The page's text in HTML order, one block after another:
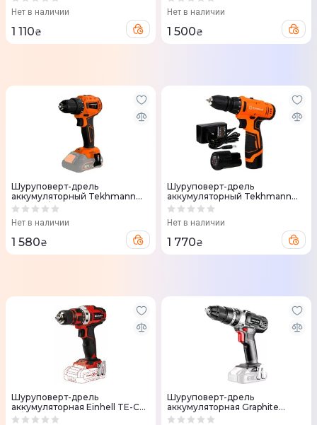
Нет в наличии
1 110₴
Нет в наличии
1 500₴
Шуруповерт-дрель
аккумуляторный Tekhmann
TCD-40/i20 BS 20В без АКБ и
Нет в наличии
1 580₴
Шуруповерт-дрель
аккумуляторный Tekhmann
TCD-12 QC Li 12В
Нет в наличии
1 770₴
Шуруповерт-дрель
аккумуляторная Einhell TE-CD
18/40 Li-Solo 18V без АКБ и ЗУ
Шуруповерт-дрель
аккумуляторная Graphite
Energy+ 18V ударная без АКБ